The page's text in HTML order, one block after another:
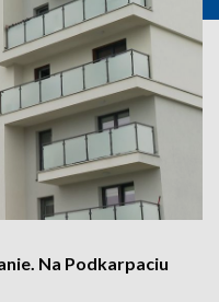
Na Podkarpaciu